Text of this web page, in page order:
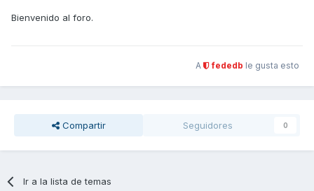
Bienvenido al foro.
A fededb le gusta esto
Compartir Seguidores 0
Ir a la lista de temas